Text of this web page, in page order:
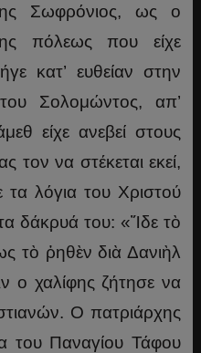
Σωφρόνιος, ως ο
πόλεως που είχε
κατ’ ευθείαν στην
Σολομώντος, απ’
είχε ανεβεί στους
τον να στέκεται εκεί,
λόγια του Χριστού
δάκρυά του: «Ἴδε τὸ
τὸ ῥηθὲν διὰ Δανιὴλ
ο χαλίφης ζήτησε να
Ο πατριάρχης
του Παναγίου Τάφου